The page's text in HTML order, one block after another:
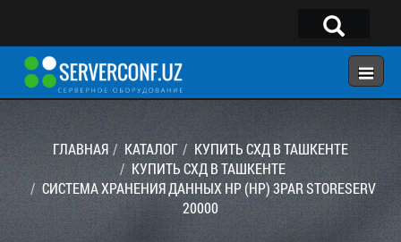
×
ГЛАВНАЯ
КОНФИГУРАТОР
Telegram:@serverconf_uz
Тел: (90) 932-18-00
ГЛАВНАЯ КАТАЛОГ
КУПИТЬ СХД В ТАШКЕНТЕ
КУПИТЬ СХД В ТАШКЕНТЕ
СИСТЕМА ХРАНЕНИЯ ДАННЫХ HP (HP) 3PAR STORESERV
20000